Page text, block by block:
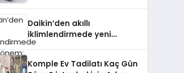
Daikin’den akıllı
iklimlendirmede yeni
dönem: Madoka Plus
Komple Ev Tadilatı Kaç Gün